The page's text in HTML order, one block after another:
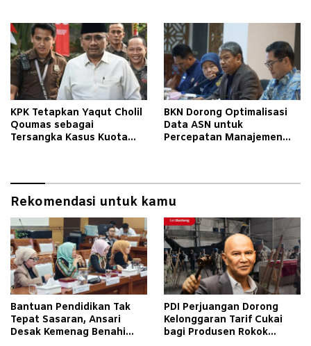
KPK Tetapkan Yaqut Cholil
Qoumas sebagai
Tersangka Kasus Kuota
BKN Dorong Optimalisasi
Data ASN untuk
Percepatan Manajemen
Rekomendasi untuk kamu
Bantuan Pendidikan Tak
Tepat Sasaran, Ansari
Desak Kemenag Benahi
PDI Perjuangan Dorong
Kelonggaran Tarif Cukai
bagi Produsen Rokok